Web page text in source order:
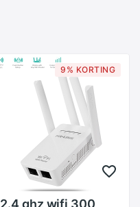
9% KORTING
2.4 ghz wifi 300